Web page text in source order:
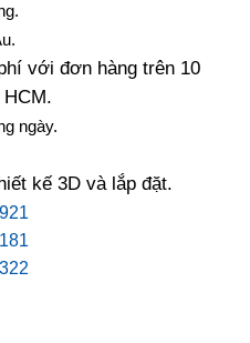
1,880,000₫.
với đơn hàng trên 10
ngày.
kế 3D và lắp đặt.